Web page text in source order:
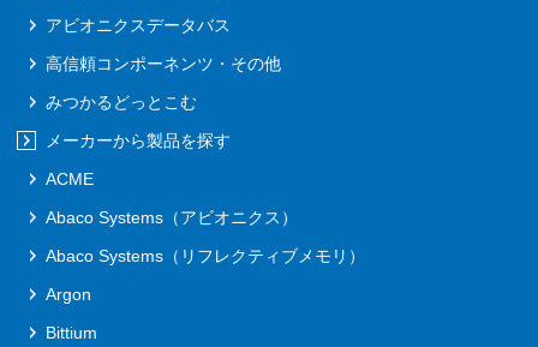
アビオニクスデータバス
高信頼コンポーネンツ・その他
みつかるどっとこむ
メーカーから製品を探す
ACME
Abaco Systems（アビオニクス）
Abaco Systems（リフレクティブメモリ）
Argon
Bittium